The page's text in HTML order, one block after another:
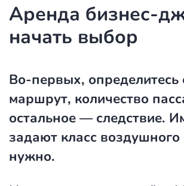
Аренда бизнес-
начать выбор
Во-первых,
маршрут, количество
остальное — следствие.
задают класс
нужно.